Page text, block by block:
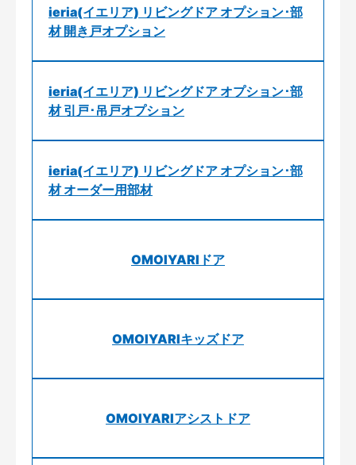
ieria(イエリア) リビングドア オプション･部
材 開き戸オプション
ieria(イエリア) リビングドア オプション･部
材 引戸･吊戸オプション
ieria(イエリア) リビングドア オプション･部
材 オーダー用部材
OMOIYARIドア
OMOIYARIキッズドア
OMOIYARIアシストドア